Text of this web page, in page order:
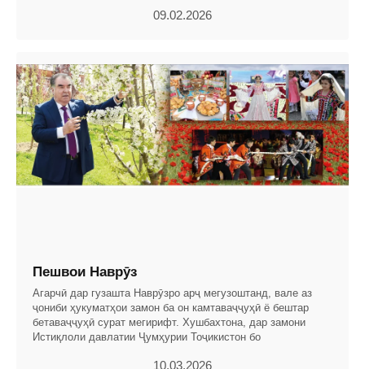
09.02.2026
Пешвои Наврӯз
Агарчӣ дар гузашта Наврӯзро арҷ мегузоштанд, вале аз
ҷониби ҳукуматҳои замон ба он камтаваҷҷуҳӣ ё бештар
бетаваҷҷуҳӣ сурат мегирифт. Хушбахтона, дар замони
Истиқлоли давлатии Ҷумҳурии Тоҷикистон бо
10.03.2026